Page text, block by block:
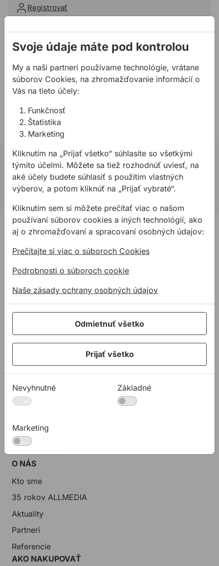
Registrovať
Pridať do košíka
Potrebujete poradiť?
02 623 109 20
allmedia@allmedia.sk
02 623 10 920
allmedia@allmedia.sk
allmediasro (po-ne 7-22 h)
PRODUKTY
Tmely a lepidla
Pásky a fólie
PODPORA
KONTAKTY
Spoločnosť
Predajné miesta
Zákaznícka podpora
O NÁS
Kto sme
35 rokov ALLMEDIA
Aktuality
Partneri
Referencie
AKO NAKUPOVAŤ
Svoje údaje máte pod kontrolou
My a naši partneri používame technológie, vrátane
súborov Cookies, na zhromažďovanie informácií o
Vás na tieto účely:
Funkčnosť
Štatistika
Marketing
Kliknutím na „Prijať všetko“ súhlasíte so všetkými
týmito účelmi. Môžete sa tiež rozhodnúť uviesť, na
aké účely budete súhlasiť s použitím vlastných
výberov, a potom kliknúť na „Prijať vybraté“.
Kliknutím sem si môžete prečítať viac o našom
používaní súborov cookies a iných technológií, ako
aj o zhromažďovaní a spracovaní osobných údajov:
Prečítajte si viac o súboroch Cookies
Podrobnosti o súboroch cookie
Naše zásady ochrany osobných údajov
Odmietnuť všetko
Prijať všetko
Nevyhnutné Základné
Marketing